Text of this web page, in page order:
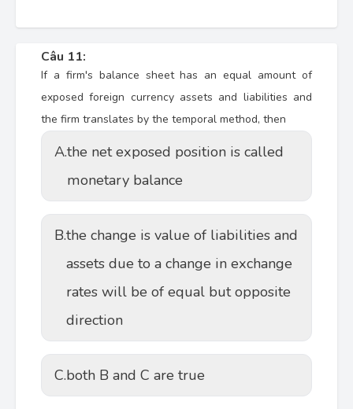
Câu 11:
If a firm's balance sheet has an equal amount of
exposed foreign currency assets and liabilities and
the firm translates by the temporal method, then
A.the net exposed position is called
monetary balance
B.the change is value of liabilities and
assets due to a change in exchange
rates will be of equal but opposite
direction
C.both B and C are true